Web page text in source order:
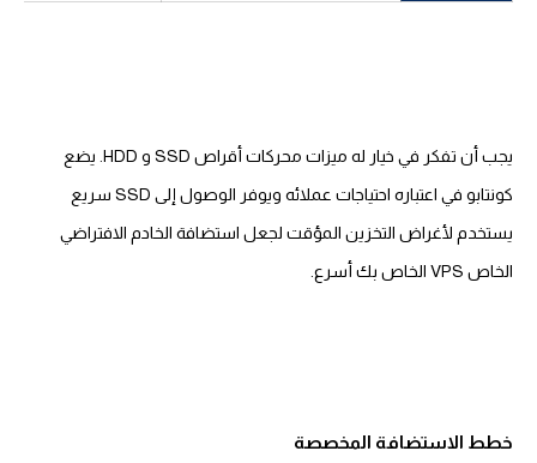
يجب أن تفكر في خيار له ميزات محركات أقراص SSD و HDD. يضع
كونتابو في اعتباره احتياجات عملائه ويوفر الوصول إلى SSD سريع
يستخدم لأغراض التخزين المؤقت لجعل استضافة الخادم الافتراضي
الخاص VPS الخاص بك أسرع.
خطط الاستضافة المخصصة